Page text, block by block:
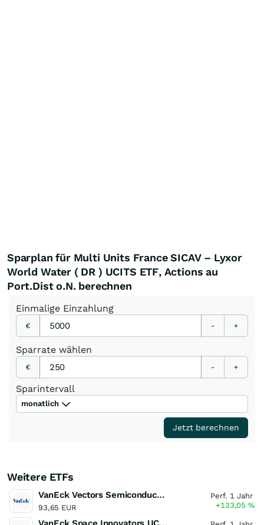
Sparplan für Multi Units France SICAV – Lyxor
World Water ( DR ) UCITS ETF, Actions au
Port.Dist o.N. berechnen
Einmalige Einzahlung
€ - +
Sparrate wählen
€ - +
Sparintervall
monatlich
Jetzt berechnen
Weitere ETFs
VanEck Vectors Semiconductor UCITS ETF
93,65 EUR
Perf. 1 Jahr
+133,05%